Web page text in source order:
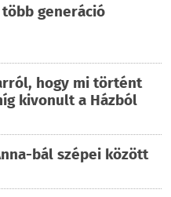
generáció
hogy mi történt
kivonult a Házból
bál szépei között